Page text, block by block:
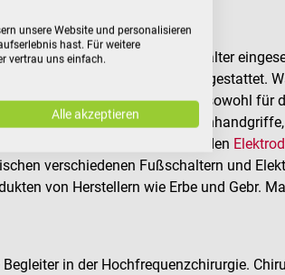
werden fußbetätigte Schalter
und einem blauen Pedal
Fußpedale können zumeist sowohl für
du auch monopolare
eingesetzt. Die passenden
verschiedenen Fußschaltern und
von Herstellern wie Erbe und Gebr.
in der Hochfrequenzchirurgie.
unsere Website und personalisieren
hast. Für weitere
vertrau uns einfach.
Alle akzeptieren